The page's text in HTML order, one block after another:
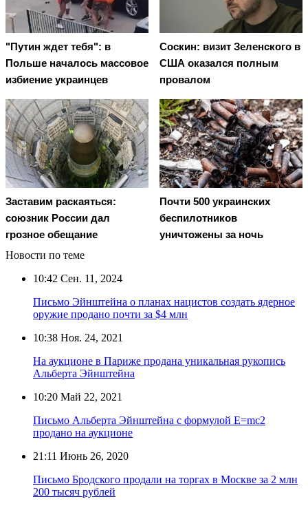
"Путин ждет тебя": в
Польше началось массовое
избиение украинцев
Соскин: визит Зеленского в
США оказался полным
провалом
Заставим раскаяться:
союзник России дал
грозное обещание
Почти 500 украинских
беспилотников
уничтожены за ночь
Новости по теме
10:42 Сен. 11, 2024
Письмо Эйнштейна о планах нацистов создать ядерное
оружие продано почти за $4 млн
10:38 Ноя. 24, 2021
На аукционе в Париже продана уникальная рукопись
Альберта Эйнштейна
10:20 Май 22, 2021
Письмо Альберта Эйнштейна с формулой E=mc2
продано на аукционе
21:11 Июнь 26, 2020
Письмо Бродского продали на торгах в Москве за 2 млн
200 тысяч рублей